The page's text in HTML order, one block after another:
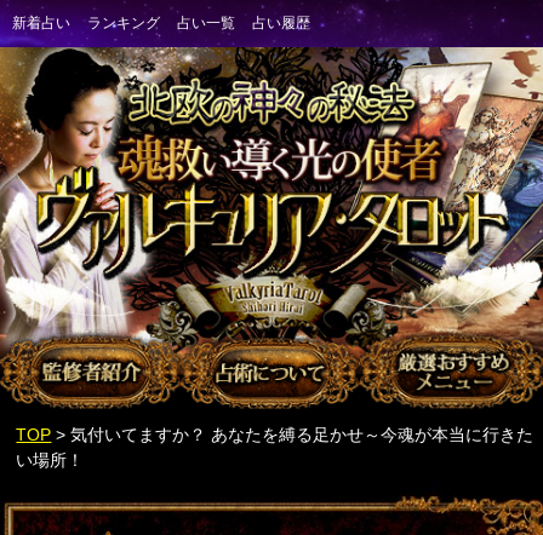
TOP > 気付いてますか？ あなたを縛る足かせ～今魂が本当に行きた
い場所！